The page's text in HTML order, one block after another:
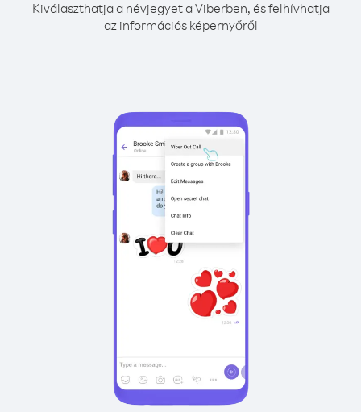
Kiválaszthatja a névjegyet a Viberben, és felhívhatja
az információs képernyőről